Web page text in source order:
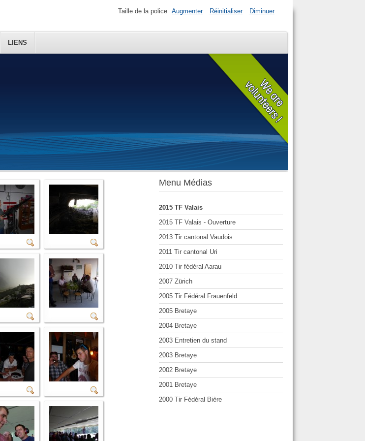
LIENS
Taille de la police Augmenter Réinitialiser Diminuer
Menu Médias
2015 TF Valais
2015 TF Valais - Ouverture
2013 Tir cantonal Vaudois
2011 Tir cantonal Uri
2010 Tir fédéral Aarau
2007 Zürich
2005 Tir Fédéral Frauenfeld
2005 Bretaye
2004 Bretaye
2003 Entretien du stand
2003 Bretaye
2002 Bretaye
2001 Bretaye
2000 Tir Fédéral Bière